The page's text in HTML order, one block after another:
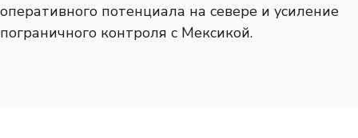
оперативного потенциала на севере и усиление
пограничного контроля с Мексикой.